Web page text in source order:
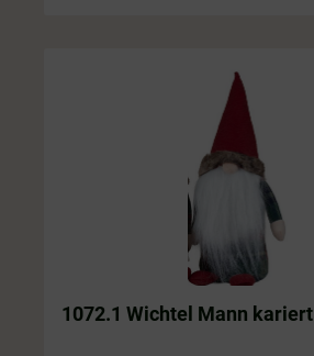
1072.1 Wichtel Mann kariert